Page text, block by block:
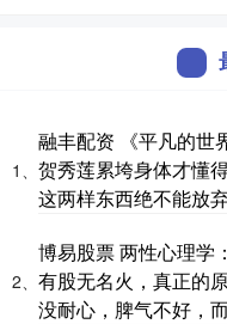
1、
融丰配资 《平凡的世
贺秀莲累垮身体才懂
这两样东西绝不能放
2、
博易股票 两性心理学
有股无名火，真正的
没耐心，脾气不好，